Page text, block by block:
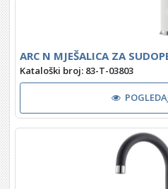
ARC N MJEŠALICA ZA
Kataloški broj: 83-T-03803